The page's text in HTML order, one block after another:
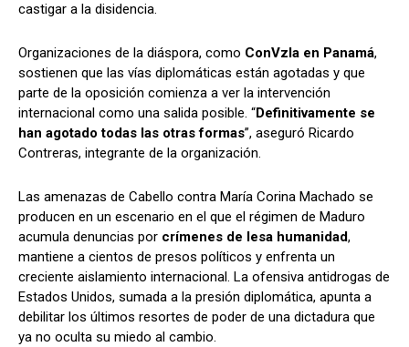
castigar a la disidencia.
Organizaciones de la diáspora, como ConVzla en Panamá,
sostienen que las vías diplomáticas están agotadas y que
parte de la oposición comienza a ver la intervención
internacional como una salida posible. “Definitivamente se
han agotado todas las otras formas”, aseguró Ricardo
Contreras, integrante de la organización.
Las amenazas de Cabello contra María Corina Machado se
producen en un escenario en el que el régimen de Maduro
acumula denuncias por crímenes de lesa humanidad,
mantiene a cientos de presos políticos y enfrenta un
creciente aislamiento internacional. La ofensiva antidrogas de
Estados Unidos, sumada a la presión diplomática, apunta a
debilitar los últimos resortes de poder de una dictadura que
ya no oculta su miedo al cambio.